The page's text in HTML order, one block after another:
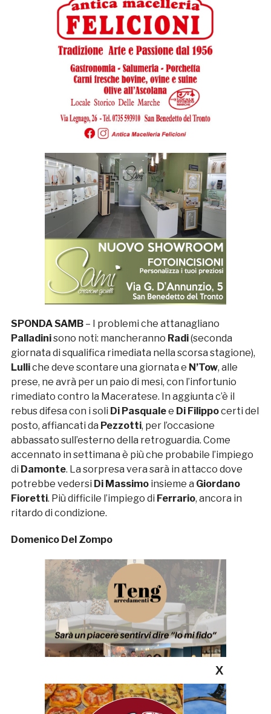
SPONDA SAMB – I problemi che attanagliano
Palladinisono noti: mancheranno Radi(seconda
giornata di squalifica rimediata nella scorsa stagione),
Lulliche deve scontare una giornata e N’Tow, alle
prese, ne avrà per un paio di mesi, con l’infortunio
rimediato contro la Maceratese. In aggiunta c’è il
rebus difesa con i soli Di Pasqualee Di Filippocerti del
posto, affiancati da Pezzotti, per l’occasione
abbassato sull’esterno della retroguardia. Come
accennato in settimana è più che probabile l’impiego
di Damonte. La sorpresa vera sarà in attacco dove
potrebbe vedersi Di Massimo insieme a Giordano
Fioretti. Più difficile l’impiego di Ferrario, ancora in
ritardo di condizione.
Domenico Del Zompo
X